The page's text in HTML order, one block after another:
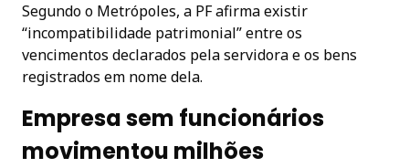
Segundo o Metrópoles, a PF afirma existir
“incompatibilidade patrimonial” entre os
vencimentos declarados pela servidora e os bens
registrados em nome dela.
Empresa sem funcionários
movimentou milhões